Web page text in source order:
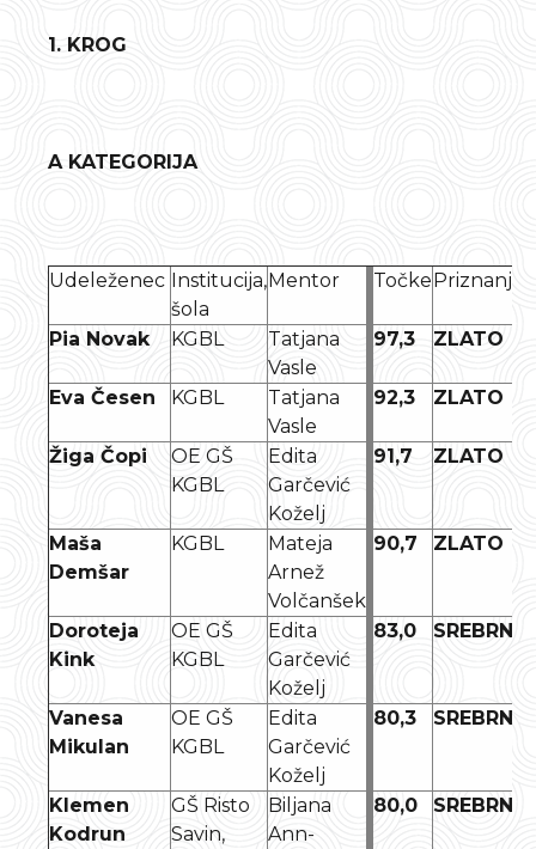
1. KROG
A KATEGORIJA
Udeleženec Institucija,
šola
Mentor TočkePriznanje
Pia Novak KGBL
Tatjana
Vasle
97,3 ZLATO
Eva Česen KGBL
Tatjana
Vasle
92,3 ZLATO
Žiga Čopi
OE GŠ
KGBL
Edita
Garčević
Koželj
91,7 ZLATO
Maša
Demšar
KGBL
Mateja
Arnež
Volčanšek
90,7 ZLATO
Doroteja
Kink
OE GŠ
KGBL
Edita
Garčević
Koželj
83,0 SREBRNO
Vanesa
Mikulan
OE GŠ
KGBL
Edita
Garčević
Koželj
80,3 SREBRNO
Klemen
Kodrun
GŠ Risto
Savin,
Biljana
Ann-
80,0 SREBRNO